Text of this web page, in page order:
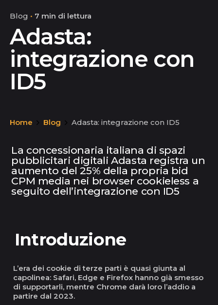
Blog 7 min di lettura
Adasta:
integrazione con
ID5
Home Blog Adasta: integrazione con ID5
La concessionaria italiana di spazi
pubblicitari digitali Adasta registra un
aumento del 25% della propria bid
CPM media nei browser cookieless a
seguito dell’integrazione con ID5
Introduzione
L’era dei cookie di terze parti è quasi giunta al
capolinea: Safari, Edge e Firefox hanno già smesso
di supportarli, mentre Chrome darà loro l’addio a
partire dal 2023.